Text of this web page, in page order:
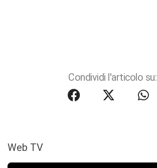
Condividi l'articolo su:
Web TV